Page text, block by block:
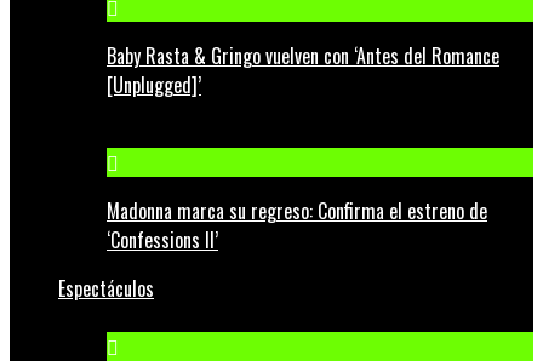
Baby Rasta & Gringo vuelven con ‘Antes del Romance
[Unplugged]’
Madonna marca su regreso: Confirma el estreno de
‘Confessions II’
Espectáculos